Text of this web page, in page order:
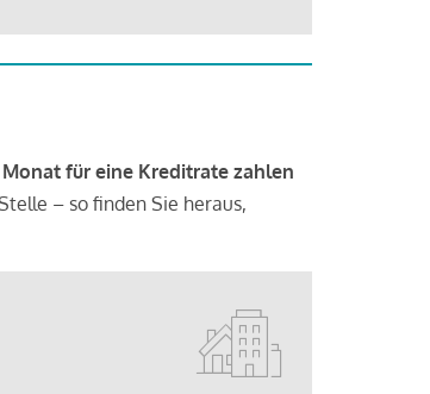
für eine Kreditrate zahlen
– so finden Sie heraus,